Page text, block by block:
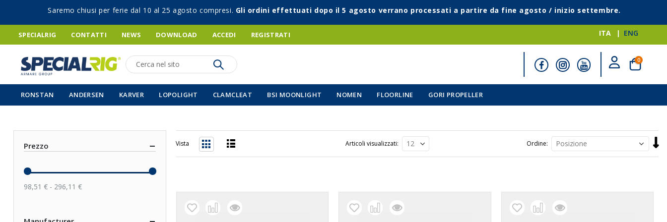
Saremo chiusi per ferie dal 10 al 25 agosto compresi. Gli ordini effettuati dopo il 5 agosto verrano processati a partire da fine agosto / inizio settembre.
ITA ENG
SPECIALRIG CONTATTI NEWS DOWNLOAD ACCEDI REGISTRATI
Ricerca
Cart
0elementi
RONSTAN ANDERSEN KARVER LOPOLIGHT CLAMCLEAT BSI MOONLIGHT NOMEN FLOORLINE GORI PROPELLER
Ordine
Articoli visualizzati
Vista
Prezzo
98,51 € - 296,11 €